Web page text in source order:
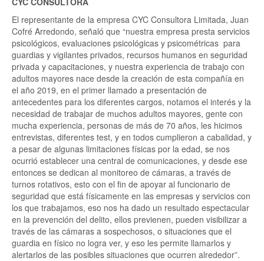
El representante de la empresa CYC Consultora Limitada, Juan
Cofré Arredondo, señaló que “nuestra empresa presta servicios
psicológicos, evaluaciones psicológicas y psicométricas para
guardias y vigilantes privados, recursos humanos en seguridad
privada y capacitaciones, y nuestra experiencia de trabajo con
adultos mayores nace desde la creación de esta compañía en
el año 2019, en el primer llamado a presentación de
antecedentes para los diferentes cargos, notamos el interés y la
necesidad de trabajar de muchos adultos mayores, gente con
mucha experiencia, personas de más de 70 años, les hicimos
entrevistas, diferentes test, y en todos cumplieron a cabalidad, y
a pesar de algunas limitaciones físicas por la edad, se nos
ocurrió establecer una central de comunicaciones, y desde ese
entonces se dedican al monitoreo de cámaras, a través de
turnos rotativos, esto con el fin de apoyar al funcionario de
seguridad que está físicamente en las empresas y servicios con
los que trabajamos, eso nos ha dado un resultado espectacular
en la prevención del delito, ellos previenen, pueden visibilizar a
través de las cámaras a sospechosos, o situaciones que el
guardia en físico no logra ver, y eso les permite llamarlos y
alertarlos de las posibles situaciones que ocurren alrededor”.